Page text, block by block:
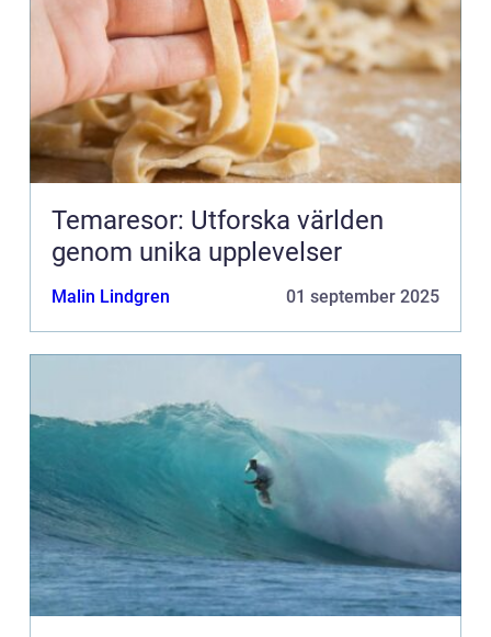
Temaresor: Utforska världen
genom unika upplevelser
Malin Lindgren 01 september 2025